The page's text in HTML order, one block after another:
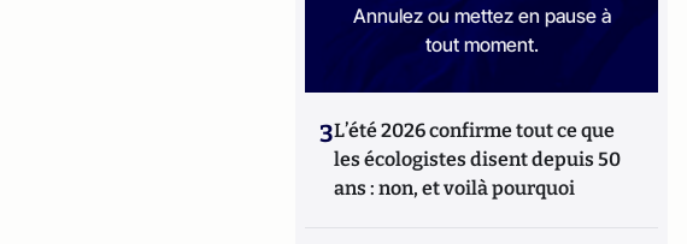
Annulez ou mettez en pause à
tout moment.
3L’été 2026 confirme tout ce que
les écologistes disent depuis 50
ans : non, et voilà pourquoi